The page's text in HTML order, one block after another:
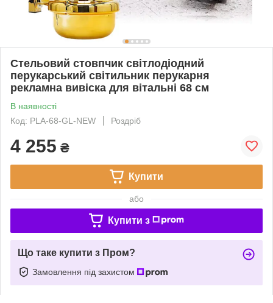
Стельовий стовпчик світлодіодний
перукарський світильник перукарня
рекламна вивіска для вітальні 68 см
В наявності
Код: PLA-68-GL-NEW
Роздріб
4 255 ₴
Купити
або
Купити з
Що таке купити з Пром?
Замовлення під захистом